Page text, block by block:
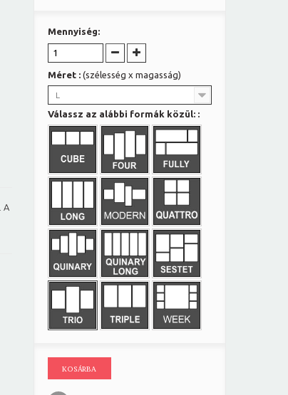
. A
Mennyiség:
Méret : (szélesség x magasság)
L
Válassz az alábbi formák közül: :
KOSÁRBA